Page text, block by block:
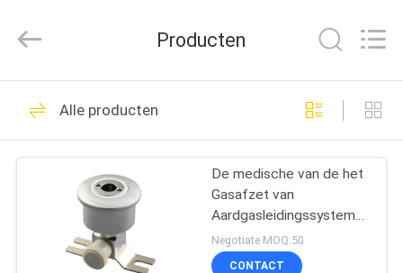
HUIS
PRODUCTEN
ONGEVEER
Ltd..
Reserved.
Medische Gasafzet
30
Producten
Alle producten
De medische van de het
Gasafzet van
Aardgasleidingssystemen
Medische Koreaanse
Norm
Negotiate MOQ:50
CONTACT